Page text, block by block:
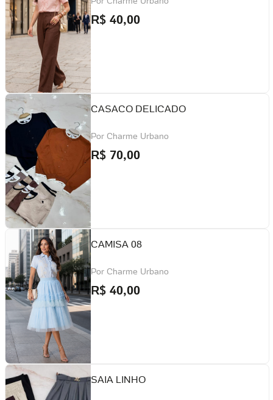
R$ 40,00
CASACO DELICADO
Por Charme Urbano
R$ 70,00
CAMISA 08
Por Charme Urbano
R$ 40,00
SAIA LINHO